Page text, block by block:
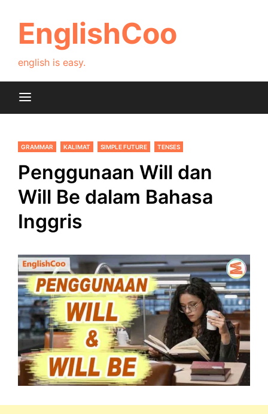
contentEnglishCoo
english is easy.
GRAMMAR KALIMAT SIMPLE FUTURE TENSES
Penggunaan Will dan
Will Be dalam Bahasa
Inggris